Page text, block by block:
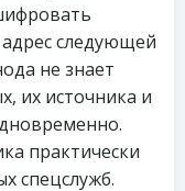
следующей
не знает
их источника и
практически
спецслужб.